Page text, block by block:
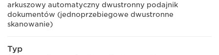
arkuszowy automatyczny dwustronny podajnik
dokumentów (jednoprzebiegowe dwustronne
skanowanie)
Typ